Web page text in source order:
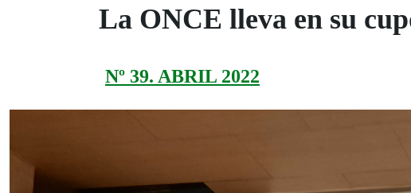
La ONCE lleva en su
Nº 39. ABRIL 2022